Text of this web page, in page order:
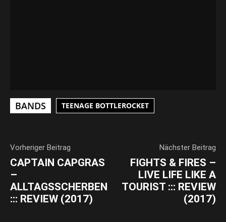
BANDS TEENAGE BOTTLEROCKET
Vorheriger Beitrag
CAPTAIN CAPGRAS
–
ALLTAGSSCHERBEN
::: REVIEW (2017)
Nächster Beitrag
FIGHTS & FIRES –
LIVE LIFE LIKE A
TOURIST ::: REVIEW
(2017)